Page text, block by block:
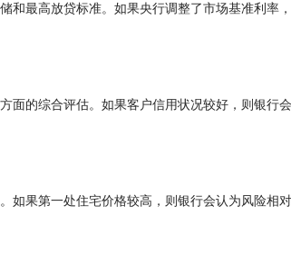
和最高放贷标准。如果央行调整了市场基准利率
面的综合评估。如果客户信用状况较好，则银行
如果第一处住宅价格较高，则银行会认为风险相